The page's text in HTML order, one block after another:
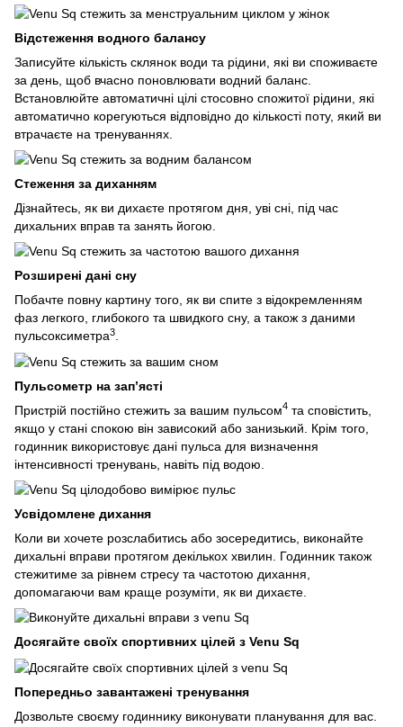
Відстеження водного балансу
Записуйте кількість склянок води та рідини, які ви споживаєте
за день, щоб вчасно поновлювати водний баланс.
Встановлюйте автоматичні цілі стосовно спожитої рідини, які
автоматично корегуються відповідно до кількості поту, який ви
втрачаєте на тренуваннях.
Стеження за диханням
Дізнайтесь, як ви дихаєте протягом дня, уві сні, під час
дихальних вправ та занять йогою.
Розширені дані сну
Побачте повну картину того, як ви спите з відокремленням
фаз легкого, глибокого та швидкого сну, а також з даними
пульсоксиметра3.
Пульсометр на зап’ясті
Пристрій постійно стежить за вашим пульсом4 та сповістить,
якщо у стані спокою він зависокий або занизький. Крім того,
годинник використовує дані пульса для визначення
інтенсивності тренувань, навіть під водою.
Усвідомлене дихання
Коли ви хочете розслабитись або зосередитись, виконайте
дихальні вправи протягом декількох хвилин. Годинник також
стежитиме за рівнем стресу та частотою дихання,
допомагаючи вам краще розуміти, як ви дихаєте.
Досягайте своїх спортивних цілей з Venu Sq
Попередньо завантажені тренування
Дозвольте своєму годиннику виконувати планування для вас.